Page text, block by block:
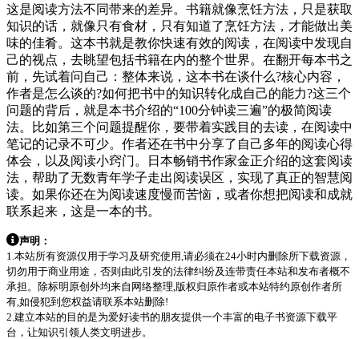
这是阅读方法不同带来的差异。书籍就像烹饪方法，只是获取
知识的话，就像只有食材，只有知道了烹饪方法，才能做出美
味的佳肴。这本书就是教你快速有效的阅读，在阅读中发现自
己的视点，去眺望包括书籍在内的整个世界。在翻开每本书之
前，先试着问自己：整体来说，这本书在谈什么?核心内容，
作者是怎么谈的?如何把书中的知识转化成自己的能力?这三个
问题的背后，就是本书介绍的“100分钟读三遍”的极简阅读
法。比如第三个问题提醒你，要带着实践目的去读，在阅读中
笔记的记录不可少。作者还在书中分享了自己多年的阅读心得
体会，以及阅读小窍门。日本畅销书作家金正介绍的这套阅读
法，帮助了无数青年学子走出阅读误区，实现了真正的智慧阅
读。如果你还在为阅读速度慢而苦恼，或者你想把阅读和成就
联系起来，这是一本的书。
声明：
1.本站所有资源仅用于学习及研究使用,请必须在24小时内删除所下载资源，
切勿用于商业用途，否则由此引发的法律纠纷及连带责任本站和发布者概不
承担。除标明原创外均来自网络整理,版权归原作者或本站特约原创作者所
有,如侵犯到您权益请联系本站删除!
2.建立本站的目的是为爱好读书的朋友提供一个丰富的电子书资源下载平
台，让知识引领人类文明进步。